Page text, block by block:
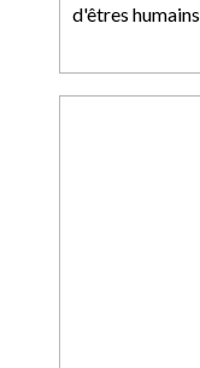
d'êtres humains